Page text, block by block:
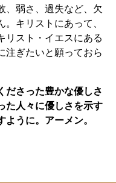
、弱さ、過失など、欠
キリストにあって、
リスト・イエスにある
注ぎたいと願っておら
ださった豊かな優しさ
た人々に優しさを示す
うに。アーメン。